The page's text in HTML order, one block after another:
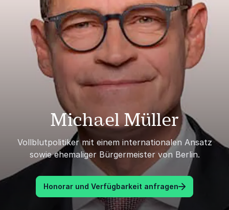
Michael Müller
Vollblutpolitiker mit einem internationalen Ansatz
sowie ehemaliger Bürgermeister von Berlin.
Honorar und Verfügbarkeit anfragen